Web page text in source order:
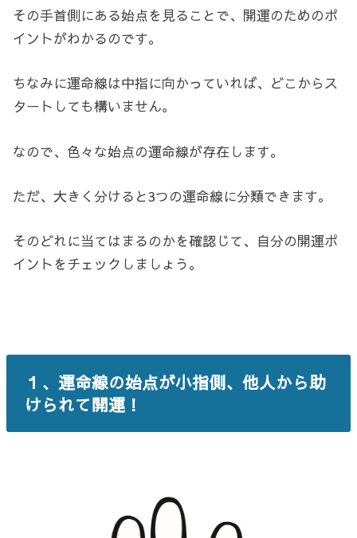
その手首側にある始点を見ることで、開運のためのポ
イントがわかるのです。
ちなみに運命線は中指に向かっていれば、どこからス
タートしても構いません。
なので、色々な始点の運命線が存在します。
ただ、大きく分けると3つの運命線に分類できます。
そのどれに当てはまるのかを確認じて、自分の開運ポ
イントをチェックしましょう。
１、運命線の始点が小指側、他人から助
けられて開運！